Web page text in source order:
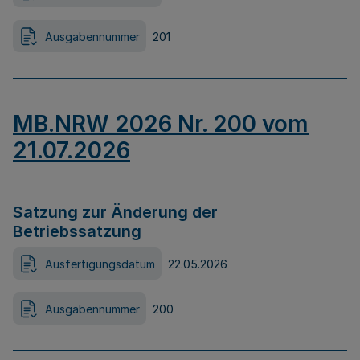
Ausgabennummer 201
MB.NRW 2026 Nr. 200 vom
21.07.2026
Satzung zur Änderung der
Betriebssatzung
Ausfertigungsdatum 22.05.2026
Ausgabennummer 200